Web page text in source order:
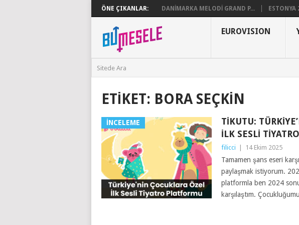
ÖNE ÇIKANLAR: DANIMARKA MELODI GRAND P... ESTONYA
EUROVISION
ETIKET: BORA SEÇKIN
İNCELEME
TIKUTU:
İLK SESLI
filicci 14 Ekim 2025
Tamamen şans eseri
paylaşmak istiyorum.
platformla ben 2024
karşılaştım.